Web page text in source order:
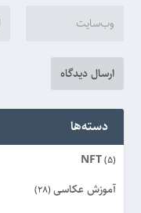
دسته‌ها
NFT(5)
آموزش عکاسی (28)